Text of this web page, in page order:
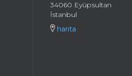
34060 Eyüpsultan
İstanbul
harita